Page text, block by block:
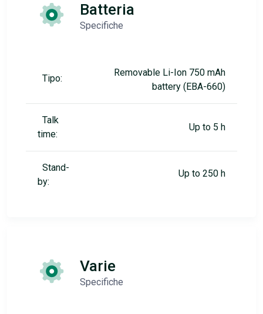
Batteria
Specifiche
Tipo:
Removable Li-Ion 750 mAh
battery (EBA-660)
Talk
time:
Up to 5 h
Stand-
by:
Up to 250 h
Varie
Specifiche